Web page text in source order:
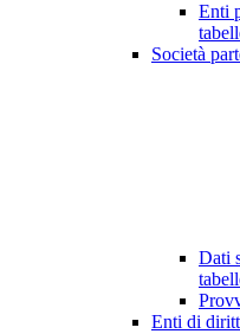
Enti
Società
Dati
Enti di